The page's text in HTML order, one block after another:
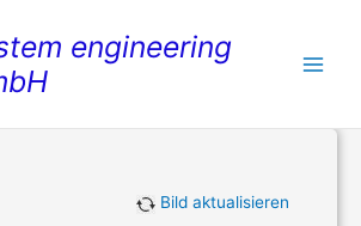
engineering
Bild aktualisieren